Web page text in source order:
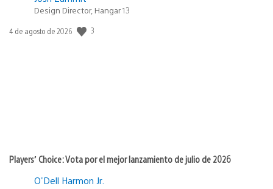
Design Director, Hangar 13
Fecha
4 de agosto de 2026 3
Players’ Choice: Vota por el mejor lanzamiento de julio de 2026
O'Dell Harmon Jr.